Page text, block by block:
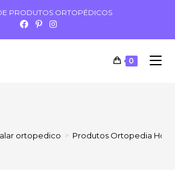
PRODUTOS ORTOPÉDICOS
0
ortopedico > Produtos Ortopedia